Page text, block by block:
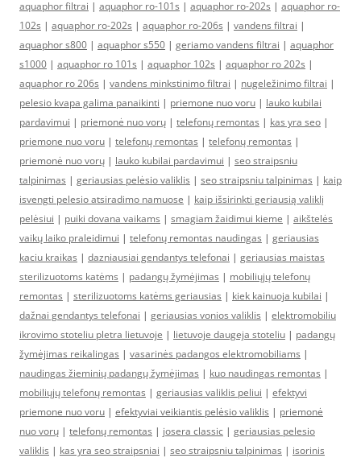
aquaphor filtrai | aquaphor ro-101s | aquaphor ro-202s | aquaphor ro-
102s | aquaphor ro-202s | aquaphor ro-206s | vandens filtrai |
aquaphor s800 | aquaphor s550 | geriamo vandens filtrai | aquaphor
s1000 | aquaphor ro 101s | aquaphor 102s | aquaphor ro 202s |
aquaphor ro 206s | vandens minkstinimo filtrai | nugeležinimo filtrai |
pelesio kvapa galima panaikinti | priemone nuo voru | lauko kubilai
pardavimui | priemonė nuo vorų | telefonų remontas | kas yra seo |
priemone nuo voru | telefonų remontas | telefonų remontas |
priemonė nuo vorų | lauko kubilai pardavimui | seo straipsniu
talpinimas | geriausias pelėsio valiklis | seo straipsniu talpinimas | kaip
isvengti pelesio atsiradimo namuose | kaip išsirinkti geriausią valiklį
pelėsiui | puiki dovana vaikams | smagiam žaidimui kieme | aikštelės
vaikų laiko praleidimui | telefonų remontas naudingas | geriausias
kaciu kraikas | dazniausiai gendantys telefonai | geriausias maistas
sterilizuotoms katėms | padangų žymėjimas | mobiliųjų telefonų
remontas | sterilizuotoms katėms geriausias | kiek kainuoja kubilai |
dažnai gendantys telefonai | geriausias vonios valiklis | elektromobiliu
ikrovimo stoteliu pletra lietuvoje | lietuvoje daugeja stoteliu | padangų
žymėjimas reikalingas | vasarinės padangos elektromobiliams |
naudingas žieminių padangų žymėjimas | kuo naudingas remontas |
mobiliųjų telefonų remontas | geriausias valiklis peliui | efektyvi
priemone nuo voru | efektyviai veikiantis pelėsio valiklis | priemonė
nuo vorų | telefonų remontas | josera classic | geriausias pelesio
valiklis | kas yra seo straipsniai | seo straipsniu talpinimas | isorinis